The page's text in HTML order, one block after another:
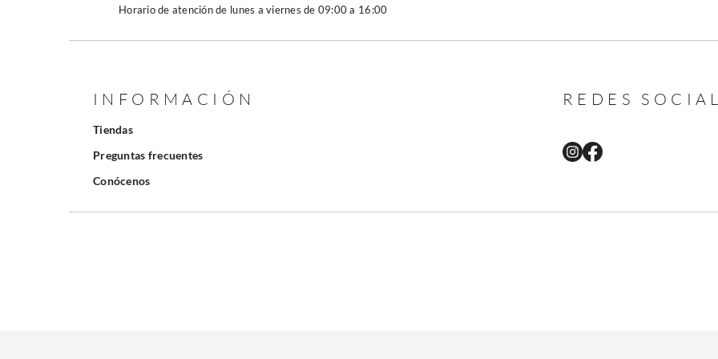
Horario de atención de lunes a viernes de 09:00 a 16:00
INFORMACIÓN
Tiendas
Preguntas frecuentes
Conócenos
REDES